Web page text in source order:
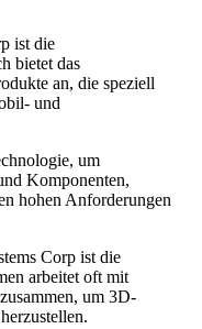
ist die
bietet das
an, die speziell
und
um
Komponenten,
hohen Anforderungen
Corp ist die
arbeitet oft mit
um 3D-